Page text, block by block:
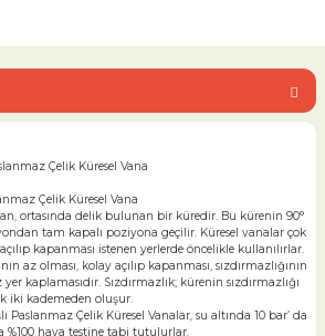
Çelik Küresel Vana
Çelik Küresel Vana
ortasında delik bulunan bir küredir. Bu kürenin 90°
tam kapalı poziyona geçilir. Küresel vanalar çok
kapanması istenen yerlerde öncelikle kullanılırlar.
az olması, kolay açılıp kapanması, sızdırmazlığının
kaplamasıdır. Sızdırmazlık; kürenin sızdırmazlığı
iki kademeden oluşur.
Paslanmaz Çelik Küresel Vanalar, su altında 10 bar’ da
%100 hava testine tabi tutulurlar.